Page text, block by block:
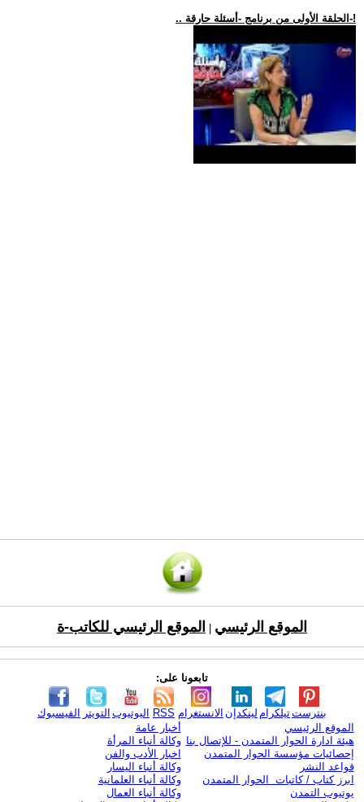
.. الحلقة الأولى من برنامج -أسئلة حارقة-!
الموقع الرئيسي الموقع الرئيسي للكاتب-ة
تابعونا على:
الفيسبوك التويتر اليوتيوب RSS الانستغرام لينكدإن تيلكرامبنترست
الموقع الرئيسي
هيئة ادارة الحوار المتمدن - للإتصال بنا
إحصائيات مؤسسة الحوار المتمدن
قواعد النشر
ابرز كتاب / كاتبات الحوار المتمدن
يوتيوب التمدن
أخبار عامة
وكالة أنباء المرأة
اخبار الأدب والفن
وكالة أنباء اليسار
وكالة أنباء العلمانية
وكالة أنباء العمال